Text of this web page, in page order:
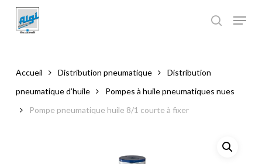
main
Accueil Distribution pneumatique
Distribution
pneumatique d’huile
Pompes à huile pneumatiques nues
Pompe pneumatique huile 8/1 courte à fixer